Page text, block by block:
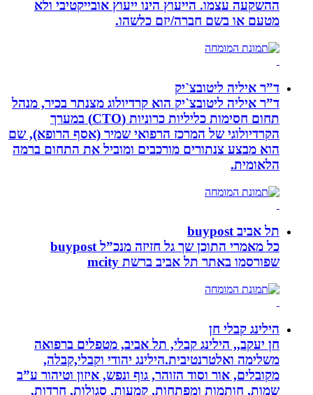
ההשקעה עצמו. הייעוץ הינו ייעוץ אובייקטיבי ולא
מטעם או בשם חברה/יזם כלשהו.
ד”ר איליה ליטובצ`יק
ד”ר איליה ליטובצ`יק הוא קרדיולוג מצנתר בכיר, מנהל
תחום חסימות כליליות כרוניות (CTO) במערך
הקרדיולוגי של המרכז הרפואי שמיר (אסף הרופא), שם
הוא מבצע צנתורים מורכבים ומוביל את התחום ברמה
הלאומית.
תל אביב buypost
כל מאמרי התוכן שך גל חזיזה מנכ”ל buypost
שפורסמו באתר תל אביב ברשת mcity
הילינג קבלי חן
חן יעקב,, הילינג קבלי, תל אביב, מטפלים ברפואה
משלימה ואלטרנטיבית.הילינג יהודי וקבלי,קבלה,
מקובלים, אור וסוד הזוהר, גוף ונפש, איזון וטיהור ע”ב
שמות, חותמות ומפתחות, קמעות, סגולות, חרדות,